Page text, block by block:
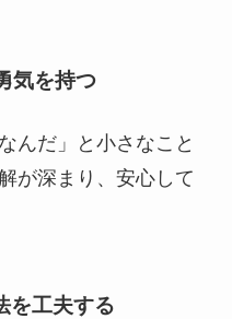
気を持つ
んだ」と小さなこと
が深まり、安心して
を工夫する